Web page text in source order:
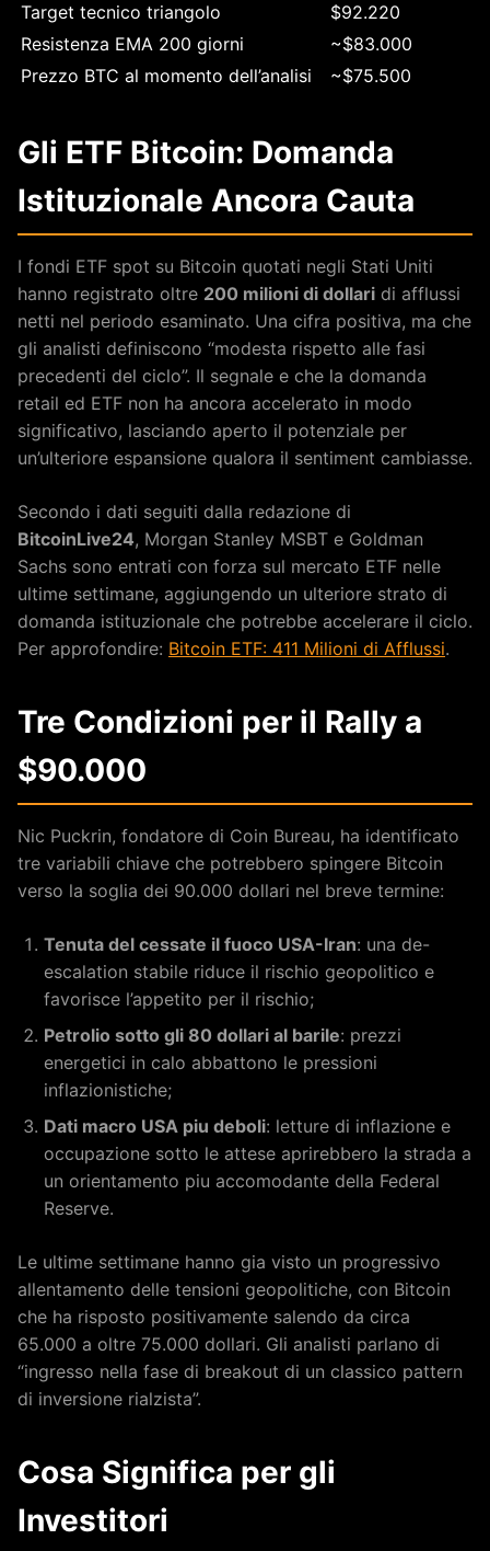
Target tecnico triangolo
$92.220
Resistenza EMA 200 giorni
~$83.000
Prezzo BTC al momento dell’analisi
~$75.500
Gli ETF Bitcoin: Domanda
Istituzionale Ancora Cauta
I fondi ETF spot su Bitcoin quotati negli Stati Uniti
hanno registrato oltre 200 milioni di dollari di afflussi
netti nel periodo esaminato. Una cifra positiva, ma che
gli analisti definiscono “modesta rispetto alle fasi
precedenti del ciclo”. Il segnale e che la domanda
retail ed ETF non ha ancora accelerato in modo
significativo, lasciando aperto il potenziale per
un’ulteriore espansione qualora il sentiment cambiasse.
Secondo i dati seguiti dalla redazione di
BitcoinLive24, Morgan Stanley MSBT e Goldman
Sachs sono entrati con forza sul mercato ETF nelle
ultime settimane, aggiungendo un ulteriore strato di
domanda istituzionale che potrebbe accelerare il ciclo.
Per approfondire: Bitcoin ETF: 411 Milioni di Afflussi.
Tre Condizioni per il Rally a
$90.000
Nic Puckrin, fondatore di Coin Bureau, ha identificato
tre variabili chiave che potrebbero spingere Bitcoin
verso la soglia dei 90.000 dollari nel breve termine:
Tenuta del cessate il fuoco USA-Iran: una de-
escalation stabile riduce il rischio geopolitico e
favorisce l’appetito per il rischio;
Petrolio sotto gli 80 dollari al barile: prezzi
energetici in calo abbattono le pressioni
inflazionistiche;
Dati macro USA piu deboli: letture di inflazione e
occupazione sotto le attese aprirebbero la strada a
un orientamento piu accomodante della Federal
Reserve.
Le ultime settimane hanno gia visto un progressivo
allentamento delle tensioni geopolitiche, con Bitcoin
che ha risposto positivamente salendo da circa
65.000 a oltre 75.000 dollari. Gli analisti parlano di
“ingresso nella fase di breakout di un classico pattern
di inversione rialzista”.
Cosa Significa per gli
Investitori